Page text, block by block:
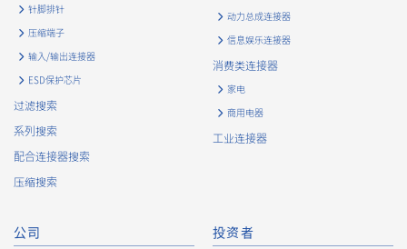
针脚排针
压缩端子
输入/输出连接器
ESD保护芯片
过滤搜索
系列搜索
配合连接器搜索
压缩搜索
动力总成连接器
信息娱乐连接器
消费类连接器
家电
商用电器
工业连接器
公司 投资者